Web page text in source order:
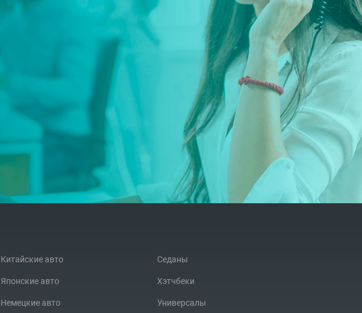
Обзор Chery Exeed - нового игрока на
российском авторынке
Китайские авто
Японские авто
Немецкие авто
Седаны
Хэтчбеки
Универсалы